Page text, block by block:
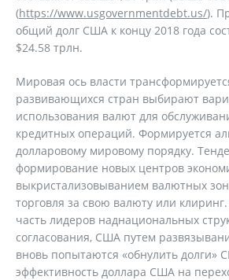
(https://www.usgovernmentdebt.us/).
общий долг США к концу 2018 года
$24.58 трлн.
Мировая ось власти
развивающихся стран выбирают
использования валют для
кредитных операций. Формируется
долларовому мировому порядку.
формирование новых центров
выкристализовыванием валютных
торговля за свою валюту или клиринг.
часть лидеров наднациональных
согласования, США путем
вновь попытаются «обнулить долги»
эффективность доллара США на